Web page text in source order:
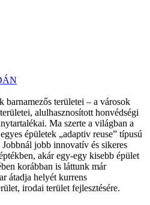
területei – a városok
alulhasznosított honvédségi
Ma szerte a világban a
épületek „adaptiv reuse” típusú
jobb innovatív és sikeres
akár egy-egy kisebb épület
korábban is láttunk már
átadja helyét kurrens
irodai terület fejlesztésére.